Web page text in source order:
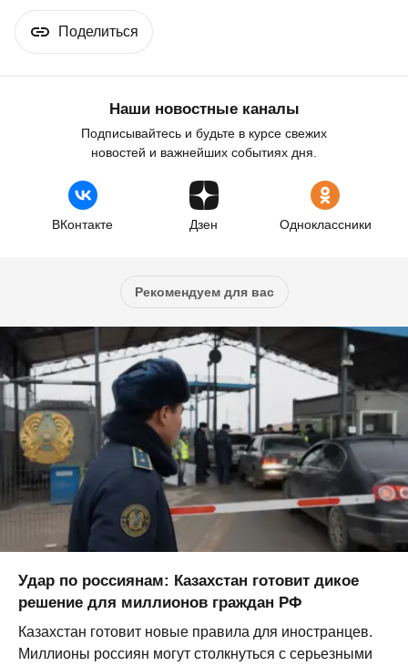
Поделиться
Наши новостные каналы
Подписывайтесь и будьте в курсе свежих
новостей и важнейших событиях дня.
ВКонтакте Дзен Одноклассники
Рекомендуем для вас
Удар по россиянам: Казахстан готовит дикое
решение для миллионов граждан РФ
Казахстан готовит новые правила для иностранцев.
Миллионы россиян могут столкнуться с серьезными